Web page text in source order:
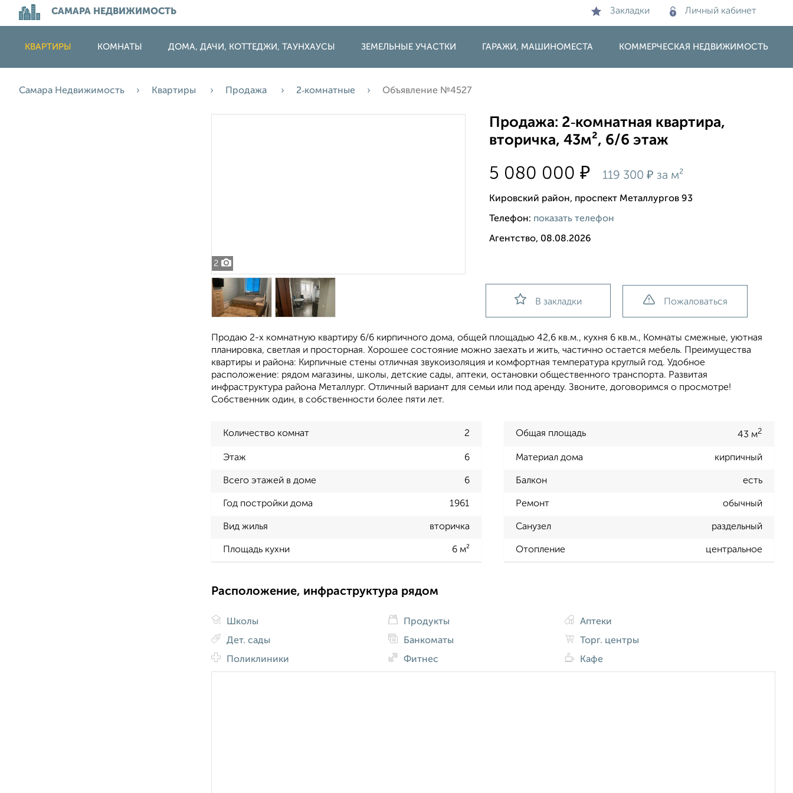
САМАРА НЕДВИЖИМОСТЬ Закладки Личный кабинет
КВАРТИРЫ КОМНАТЫ ДОМА, ДАЧИ, КОТТЕДЖИ, ТАУНХАУСЫ ЗЕМЕЛЬНЫЕ УЧАСТКИ ГАРАЖИ, МАШИНОМЕСТА КОММЕРЧЕСКАЯ НЕДВИЖИМОСТЬ
Самара Недвижимость Квартиры Продажа 2‑комнатные Объявление №4527
2
Продажа: 2‑комнатная квартира,
вторичка, 43м², 6/6 этаж
5 080 000₽ 119 300₽ за м²
Кировский район, проспект Металлургов 93
Телефон: показать телефон
Агентство, 08.08.2026
В закладки Пожаловаться
Продаю 2-х комнатную квартиру 6/6 кирпичного дома, общей площадью 42,6 кв.м., кухня 6 кв.м., Комнаты смежные, уютная
планировка, светлая и просторная. Хорошее состояние можно заехать и жить, частично остается мебель. Преимущества
квартиры и района: Кирпичные стены отличная звукоизоляция и комфортная температура круглый год. Удобное
расположение: рядом магазины, школы, детские сады, аптеки, остановки общественного транспорта. Развитая
инфраструктура района Металлург. Отличный вариант для семьи или под аренду. Звоните, договоримся о просмотре!
Собственник один, в собственности более пяти лет.
Количество комнат 2 Общая площадь 43 м2
Этаж 6 Материал дома кирпичный
Всего этажей в доме 6 Балкон есть
Год постройки дома 1961 Ремонт обычный
Вид жилья вторичка Санузел раздельный
Площадь кухни 6 м² Отопление центральное
Расположение, инфраструктура рядом
Школы
Дет. сады
Поликлиники
Продукты
Банкоматы
Фитнес
Аптеки
Торг. центры
Кафе